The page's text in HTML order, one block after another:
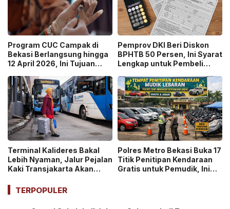
Program CUC Campak di
Bekasi Berlangsung hingga
12 April 2026, Ini Tujuan
Pemprov DKI Beri Diskon
BPHTB 50 Persen, Ini Syarat
Lengkap untuk Pembeli
Terminal Kalideres Bakal
Lebih Nyaman, Jalur Pejalan
Kaki Transjakarta Akan
Polres Metro Bekasi Buka 17
Titik Penitipan Kendaraan
Gratis untuk Pemudik, Ini
TERPOPULER